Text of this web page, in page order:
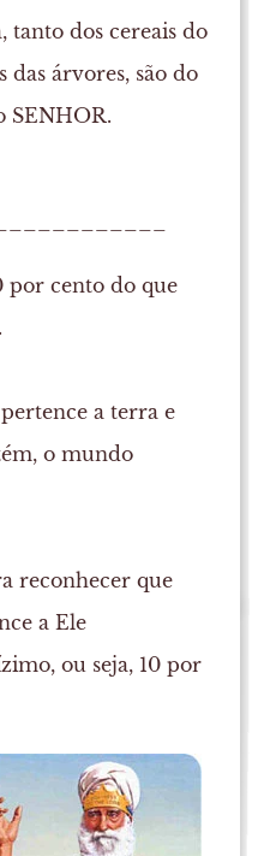
dos cereais do
árvores, são do
SENHOR.
por cento do que
a terra e
o mundo
reconhecer que
a Ele
ou seja, 10 por